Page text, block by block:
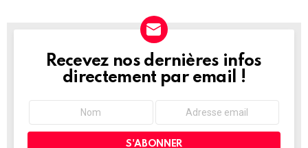
NEWSLETTER
Recevez nos dernières infos
directement par email !